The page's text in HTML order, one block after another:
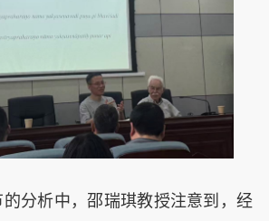
分析中，邵瑞琪教授注意到，经